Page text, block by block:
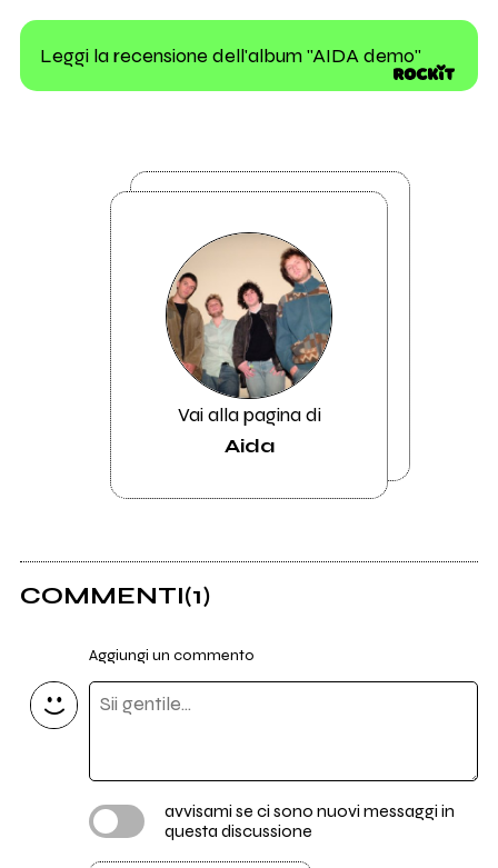
Leggi la recensione dell'album "AIDA demo"
Vai alla pagina di
Aida
COMMENTI(1)
Aggiungi un commento
avvisami se ci sono nuovi messaggi in
questa discussione